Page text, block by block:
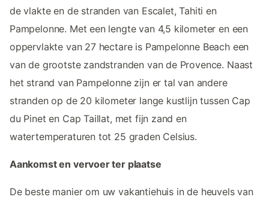
de vlakte en de stranden van Escalet, Tahiti en
Pampelonne. Met een lengte van 4,5 kilometer en een
oppervlakte van 27 hectare is Pampelonne Beach een
van de grootste zandstranden van de Provence. Naast
het strand van Pampelonne zijn er tal van andere
stranden op de 20 kilometer lange kustlijn tussen Cap
du Pinet en Cap Taillat, met fijn zand en
watertemperaturen tot 25 graden Celsius.
Aankomst en vervoer ter plaatse
De beste manier om uw vakantiehuis in de heuvels van